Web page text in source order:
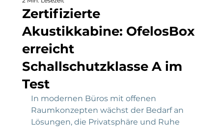
Zertifizierte
Akustikkabine: OfelosBox
erreicht
Schallschutzklasse A im
Test
In modernen Büros mit offenen
Raumkonzepten wächst der Bedarf an
Lösungen, die Privatsphäre und Ruhe